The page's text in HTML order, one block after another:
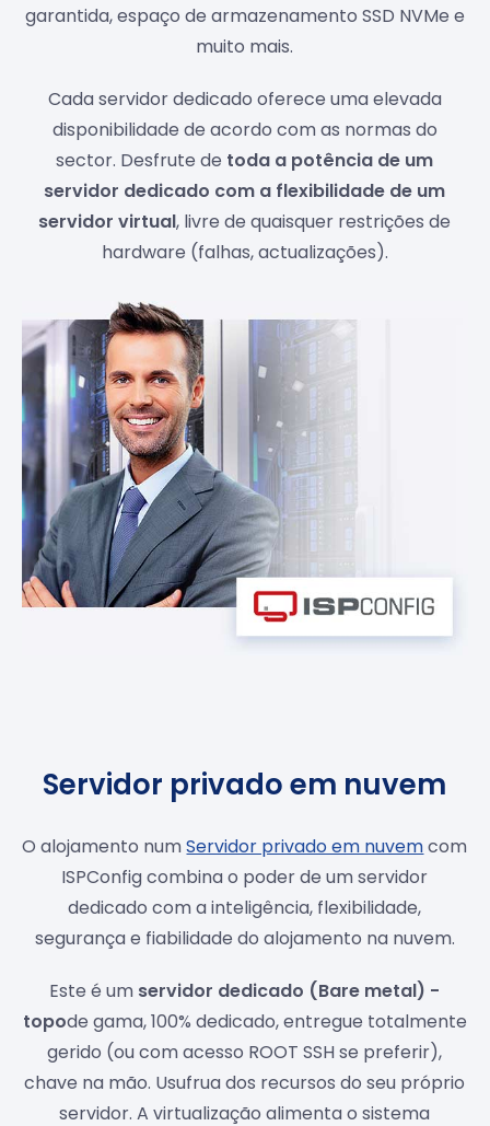
garantida, espaço de armazenamento SSD NVMe e
muito mais.
Cada servidor dedicado oferece uma elevada
disponibilidade de acordo com as normas do
sector. Desfrute de toda a potência de um
servidor dedicado com a flexibilidade de um
servidor virtual, livre de quaisquer restrições de
hardware (falhas, actualizações).
Servidor privado em nuvem
O alojamento numServidor privado em nuvemcom
ISPConfig combina o poder de um servidor
dedicado com a inteligência, flexibilidade,
segurança e fiabilidade do alojamento na nuvem.
Este é um servidor dedicado (Bare metal) -
topode gama, 100% dedicado, entregue totalmente
gerido (ou com acesso ROOT SSH se preferir),
chave na mão. Usufrua dos recursos do seu próprio
servidor. A virtualização alimenta o sistema